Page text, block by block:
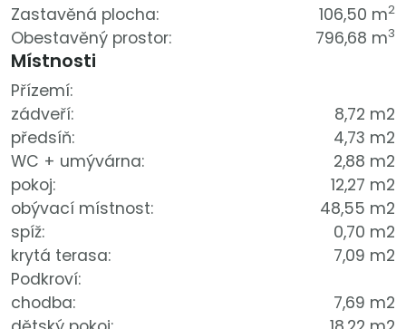
Zastavěná plocha: 106,50 m2
Obestavěný prostor: 796,68 m3
Místnosti
Přízemí:
zádveří:
8,72 m2
předsíň:
4,73 m2
WC + umývárna:
2,88 m2
pokoj:
12,27 m2
obývací místnost:
48,55 m2
spíž:
0,70 m2
krytá terasa:
7,09 m2
Podkroví:
chodba:
7,69 m2